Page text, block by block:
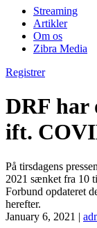
Streaming
Artikler
Om os
Zibra Media
Registrer
DRF har
ift.
På tirsdagens
2021 sænket fra 10
Forbund opdateret
herefter.
January 6, 2021 |